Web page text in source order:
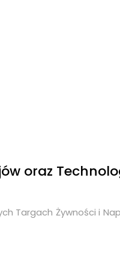
oraz
Targach Żywności i